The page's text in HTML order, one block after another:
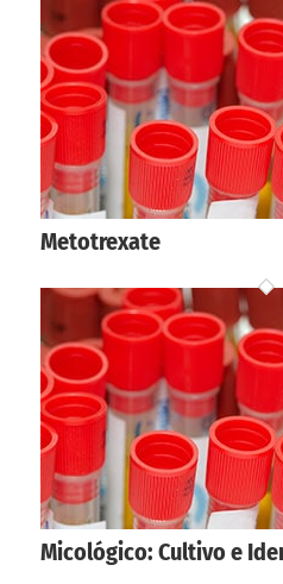
Metotrexate
Micológico: Cultivo e